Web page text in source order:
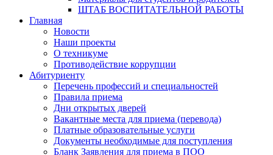
ШТАБ ВОСПИТАТЕЛЬНОЙ РАБОТЫ
Главная
Новости
Наши проекты
О техникуме
Противодействие коррупции
Абитуриенту
Перечень профессий и специальностей
Правила приема
Дни открытых дверей
Вакантные места для приема (перевода)
Платные образовательные услуги
Документы необходимые для поступления
Бланк Заявления для приема в ПОО